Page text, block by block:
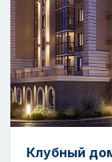
Клубный